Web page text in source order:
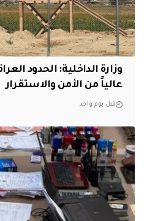
وزارة الداخلية: الحدود
عالياً من الأمن والاستقرار
قبل يوم واحد